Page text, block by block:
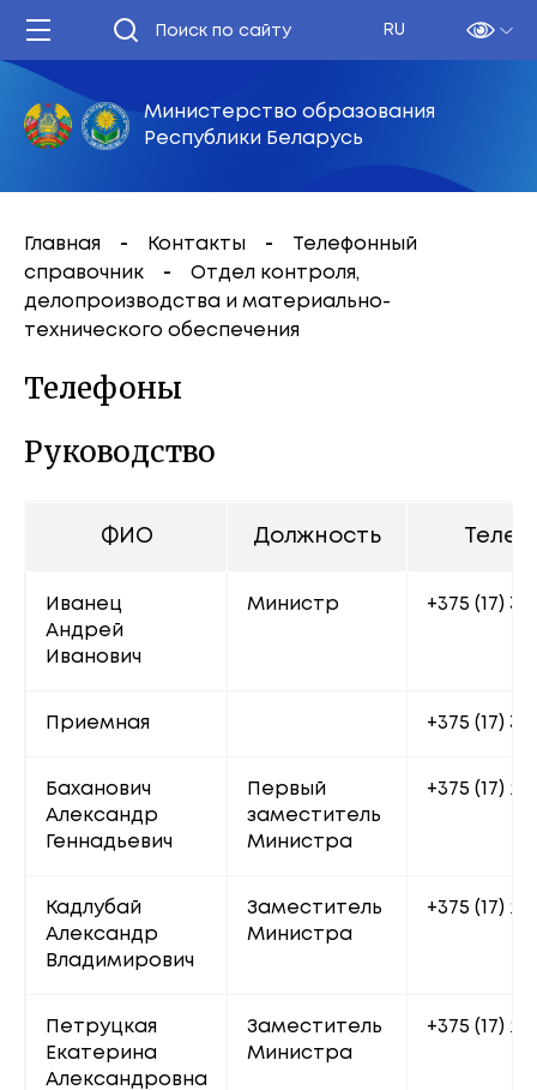
RU
Министерство образования
Республики Беларусь
Главная Контакты
Телефонный
справочник
Отдел контроля,
делопроизводства и материально-
технического обеспечения
Телефоны
Руководство
ФИО Должность
Иванец
Андрей
Иванович
Министр +375 (17)
Приемная +375 (17)
Баханович
Александр
Геннадьевич
Первый
заместитель
Министра
+375 (17)
Кадлубай
Александр
Владимирович
Заместитель
Министра
+375 (17)
Петруцкая
Екатерина
Александровна
Заместитель
Министра
+375 (17)